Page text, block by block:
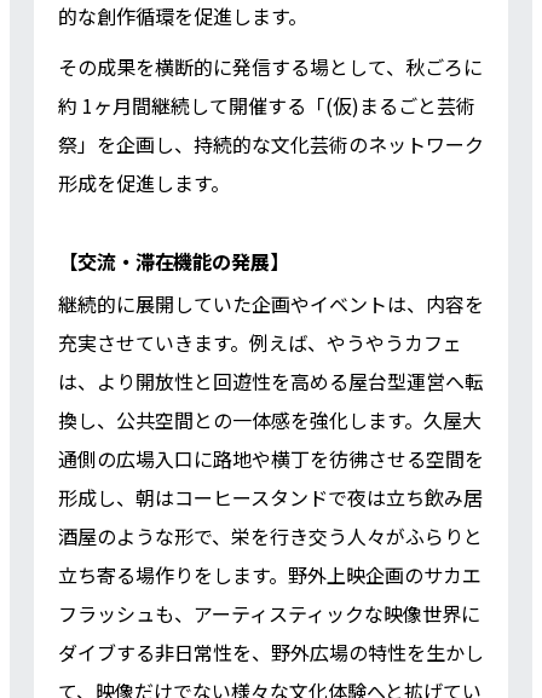
的な創作循環を促進します。
その成果を横断的に発信する場として、秋ごろに
約 1ヶ月間継続して開催する「(仮)まるごと芸術
祭」を企画し、持続的な文化芸術のネットワーク
形成を促進します。
【交流・滞在機能の発展】
継続的に展開していた企画やイベントは、内容を
充実させていきます。例えば、やうやうカフェ
は、より開放性と回遊性を高める屋台型運営へ転
換し、公共空間との一体感を強化します。久屋大
通側の広場入口に路地や横丁を彷彿させる空間を
形成し、朝はコーヒースタンドで夜は立ち飲み居
酒屋のような形で、栄を行き交う人々がふらりと
立ち寄る場作りをします。野外上映企画のサカエ
フラッシュも、アーティスティックな映像世界に
ダイブする非日常性を、野外広場の特性を生かし
て、映像だけでない様々な文化体験へと拡げてい